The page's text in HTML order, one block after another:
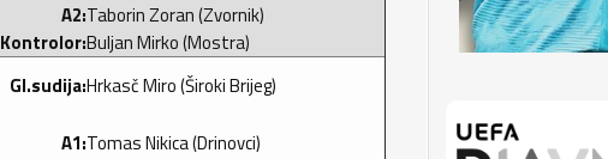
A2:Taborin Zoran (Zvornik)
Kontrolor:Buljan Mirko (Mostra)
Gl.sudija:Hrkasč Miro (Široki Brijeg)
A1:Tomas Nikica (Drinovci)